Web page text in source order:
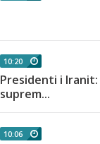
10:20
Presidenti i
suprem...
10:06